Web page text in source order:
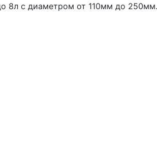
8л с диаметром от 110мм до 250мм.